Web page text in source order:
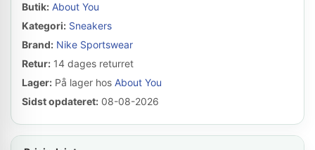
Butik: About You
Kategori: Sneakers
Brand: Nike Sportswear
Retur: 14 dages returret
Lager: På lager hos About You
Sidst opdateret: 08-08-2026